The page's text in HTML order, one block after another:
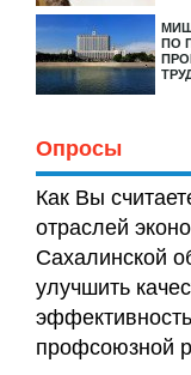
ПО
Опросы
Как Вы
отраслей
Сахалинской
улучшить
профсоюзной